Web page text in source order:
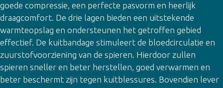
goede compressie, een perfecte pasvorm en heerlijk
draagcomfort. De drie lagen bieden een uitstekende
warmteopslag en ondersteunen het getroffen gebied
effectief. De kuitbandage stimuleert de bloedcirculatie en
zuurstofvoorziening van de spieren. Hierdoor zullen
spieren sneller en beter herstellen, goed verwarmen en
beter beschermt zijn tegen kuitblessures. Bovendien lever